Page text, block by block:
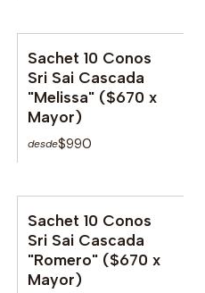
No disponible
Sachet 10 Conos
Sri Sai Cascada
"Melissa" ($670 x
Mayor)
desde$990
Sachet 10 Conos
Sri Sai Cascada
"Romero" ($670 x
Mayor)